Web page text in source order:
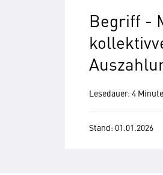
Begriff -
Lesedauer: 4
Stand: 01.01.2026